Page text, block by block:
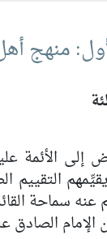
منهج
إلى الأئمة
التقييم
عنه سماحة
الصادق